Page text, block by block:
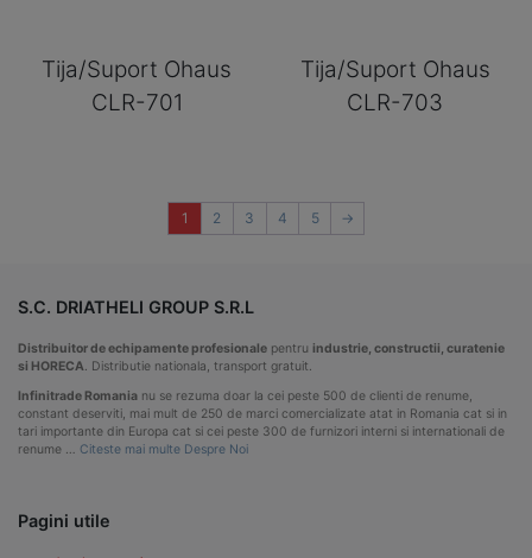
Tija/Suport Ohaus
CLR-701
Tija/Suport Ohaus
CLR-703
1 2 3 4 5 →
S.C. DRIATHELI GROUP S.R.L
Distribuitor de echipamente profesionale pentru industrie, constructii, curatenie
si HORECA. Distributie nationala, transport gratuit.
Infinitrade Romania nu se rezuma doar la cei peste 500 de clienti de renume,
constant deserviti, mai mult de 250 de marci comercializate atat in Romania cat si in
tari importante din Europa cat si cei peste 300 de furnizori interni si internationali de
renume … Citeste mai multe Despre Noi
Pagini utile